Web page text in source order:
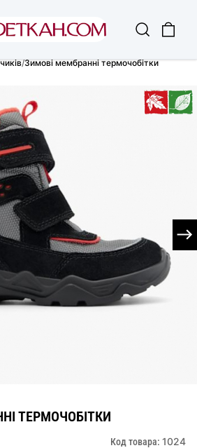
/Зимові мембранні термочобітки
ТЕРМОЧОБІТКИ
Код товара: 1024